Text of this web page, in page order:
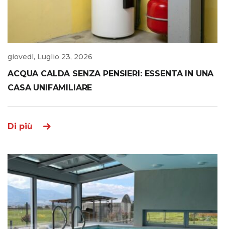
giovedì, Luglio 23, 2026
ACQUA CALDA SENZA PENSIERI: ESSENTA IN UNA
CASA UNIFAMILIARE
Di più